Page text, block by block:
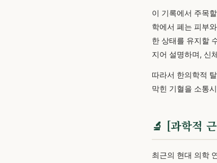
이 기록에서 주목
학에서 폐는 피부
한 상태를 유지할
지어 설명하며, 신
따라서 한의학적
막힌 기혈을 소통
🔬 [과학적
최근의 현대 의학